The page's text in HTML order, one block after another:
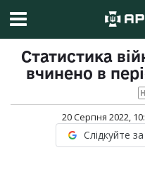
Статистика
вчинено в
20 Серпня 2022,
Слідкуйте